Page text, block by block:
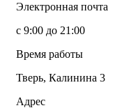
Услуги
Озеленение
Монтаж
Резиновые
Установка
Электронная почта
с 9:00 до 21:00
Время работы
Тверь, Калинина 3
Адрес